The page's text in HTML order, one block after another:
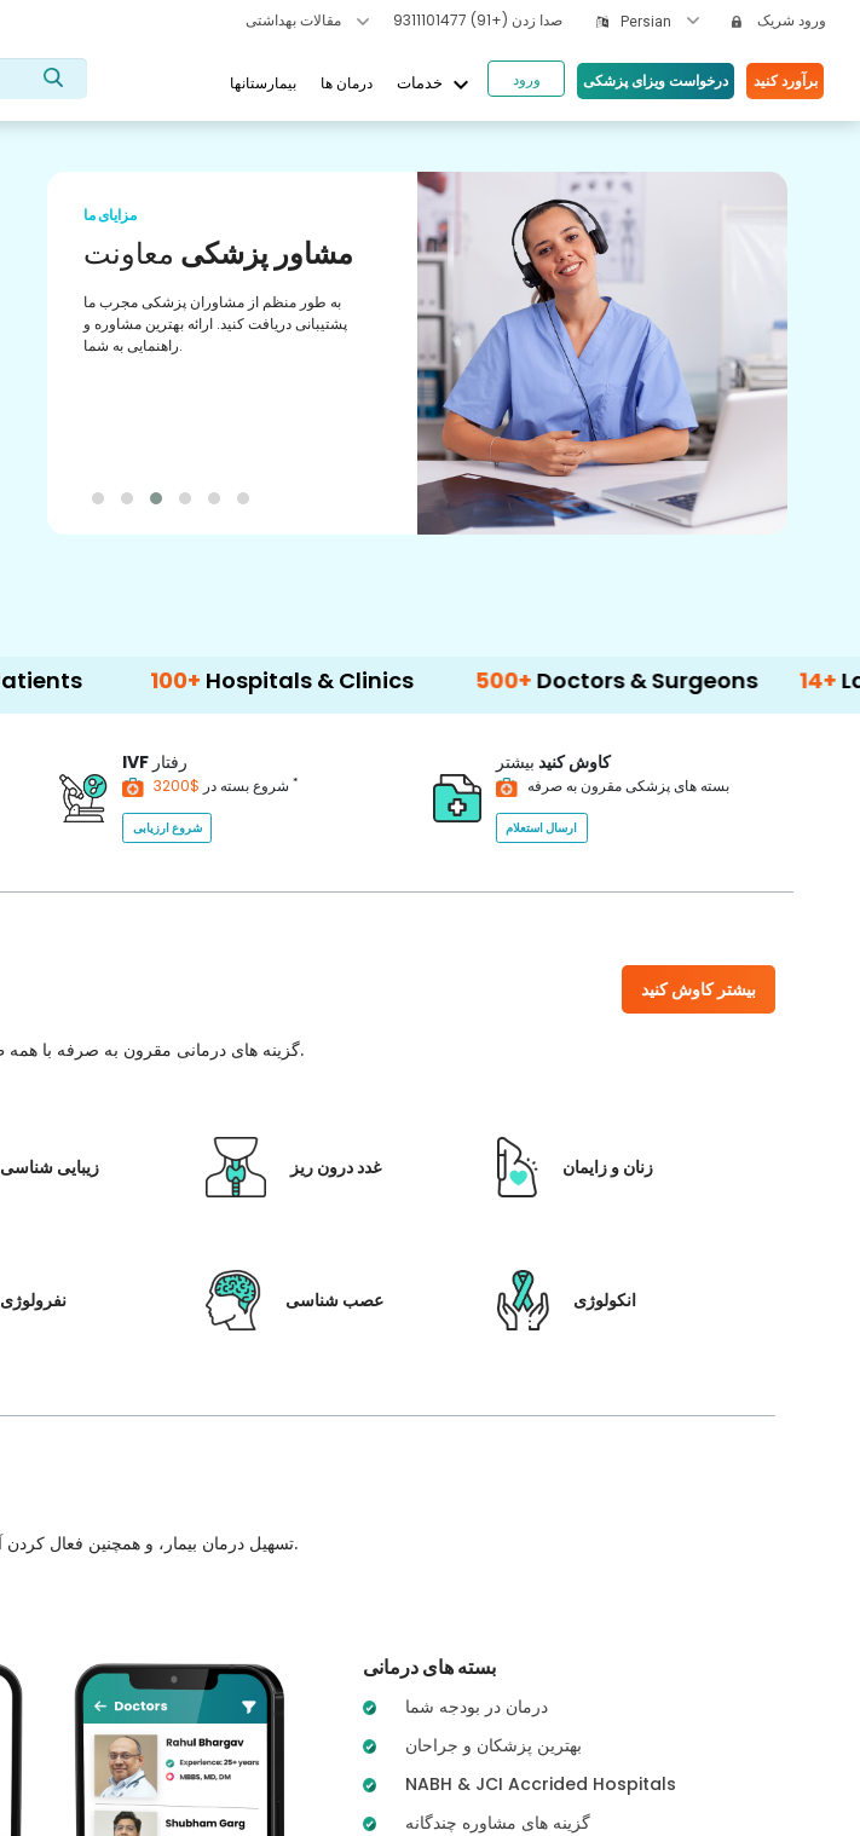
صدا زدن (+91) 9311101477 Persian ورود شریک
بیمارستانها درمان ها keyboard_arrow_down ورود درخواست ویزای پزشکی برآورد کنید
مزایای ما
مشاور پزشکی معاونت
به طور منظم از مشاوران پزشکی مجرب ما
پشتیبانی دریافت کنید. ارائه بهترین مشاوره و
راهنمایی به شما.
100+Hospitals & Clinics 500+Doctors & Surgeons 14+Language
IVF رفتار
شروع بسته در *
شروع ارزیابی
کاوش کنید بیشتر
بسته های پزشکی مقرون به صرفه
ارسال استعلام
بیشتر کاوش کنید
گزینه های درمانی مقرون به صرفه با همه طیف های ممکن از روش های پزشکی برای انتخاب با بهترین کیفیت مراقبت های بهداشتی در کشور.
زیبایی شناسی غدد درون ریز زنان و زایمان
نفرولوژی عصب شناسی انکولوژی
تسهیل درمان بیمار، و همچنین فعال کردن آن با راه حل های مبتنی بر فناوری، سیستم مراقبت از بیمار و شفافیت در هر مرحله از سفر درمان.
بسته های درمانی
درمان در بودجه شما
بهترین پزشکان و جراحان
NABH & JCI Accrided Hospitals
گزینه های مشاوره چندگانه